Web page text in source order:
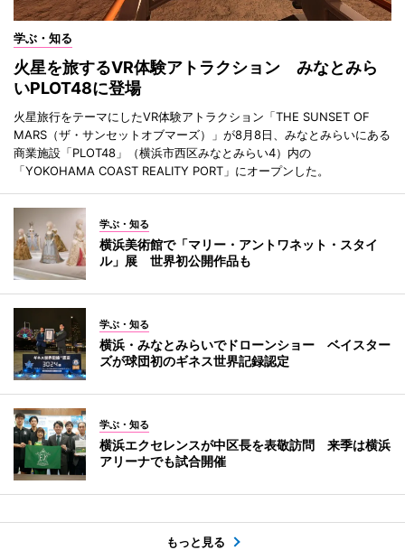
学ぶ・知る
火星を旅するVR体験アトラクション みなとみら
いPLOT48に登場
火星旅行をテーマにしたVR体験アトラクション「THE SUNSET OF
MARS（ザ・サンセットオブマーズ）」が8月8日、みなとみらいにある
商業施設「PLOT48」（横浜市西区みなとみらい4）内の
「YOKOHAMA COAST REALITY PORT」にオープンした。
学ぶ・知る
横浜美術館で「マリー・アントワネット・スタイ
ル」展 世界初公開作品も
学ぶ・知る
横浜・みなとみらいでドローンショー ベイスター
ズが球団初のギネス世界記録認定
学ぶ・知る
横浜エクセレンスが中区長を表敬訪問 来季は横浜
アリーナでも試合開催
もっと見る